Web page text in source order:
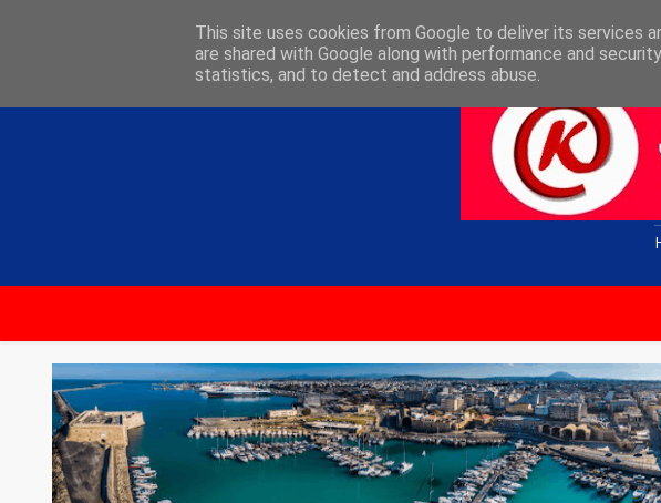
This site uses cookies from Google to deliver its services
are shared with Google along with performance and
statistics, and to detect and address abuse.